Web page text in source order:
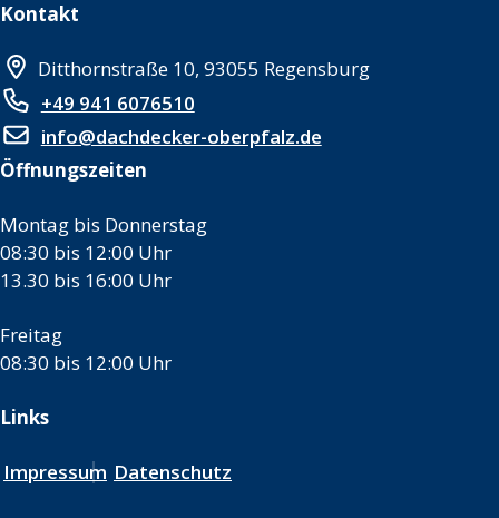
Kontakt
Ditthornstraße 10, 93055 Regensburg
+49 941 6076510
info@dachdecker-oberpfalz.de
Öffnungszeiten
Montag bis Donnerstag
08:30 bis 12:00 Uhr
13.30 bis 16:00 Uhr
Freitag
08:30 bis 12:00 Uhr
Links
Impressum Datenschutz